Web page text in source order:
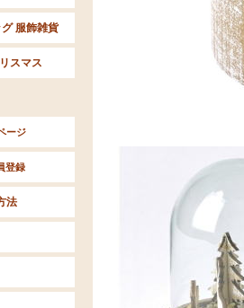
服飾雑貨
スマス
ージ
登録
法